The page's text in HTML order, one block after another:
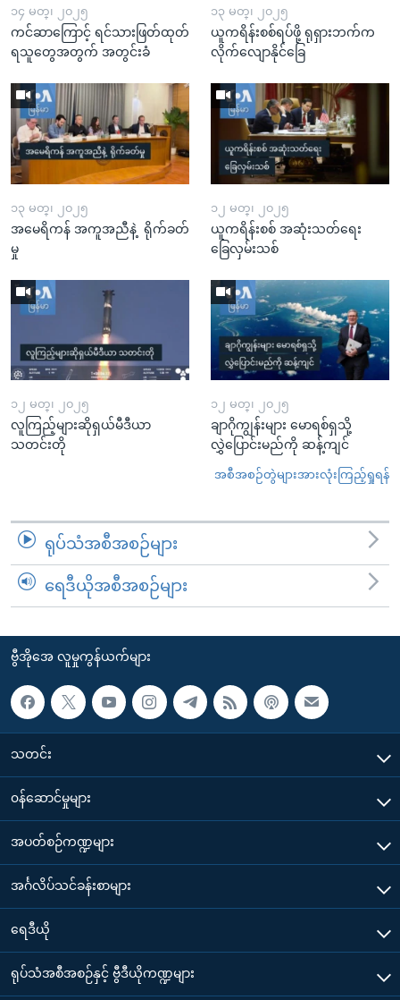
၁၄ မတ္၊ ၂၀၂၅
ကင်ဆာကြောင့် ရင်သားဖြတ်ထုတ်
ရသူတွေအတွက် အတွင်းခံ
၁၃ မတ္၊ ၂၀၂၅
ယူကရိန်းစစ်ရပ်ဖို့ ရုရှားဘက်က
လိုက်လျောနိုင်ခြေ
၁၃ မတ္၊ ၂၀၂၅
အမေရိကန် အကူအညီနဲ့ ရိုက်ခတ်
မှု
၁၂ မတ္၊ ၂၀၂၅
ယူကရိန်းစစ် အဆုံးသတ်ရေး
ခြေလှမ်းသစ်
၁၂ မတ္၊ ၂၀၂၅
လူကြည့်များဆိုရှယ်မီဒီယာ
သတင်းတို
၁၂ မတ္၊ ၂၀၂၅
ချာဂိုကျွန်းများ မောရစ်ရှသို့
လွှဲပြောင်းမည်ကို ဆန့်ကျင်
အစီအစဉ်တွဲများအားလုံးကြည့်ရှုရန်
ရုပ်သံအစီအစဉ်များ
ရေဒီယိုအစီအစဉ်များ
ဗွီအိုအေ လူမှုကွန်ယက်များ
သတင်း
၀န်ဆောင်မှုများ
အပတ်စဉ်ကဏ္ဍများ
အင်္ဂလိပ်သင်ခန်းစာများ
ရေဒီယို
ရုပ်သံအစီအစဉ်နှင့် ဗွီဒီယိုကဏ္ဍများ